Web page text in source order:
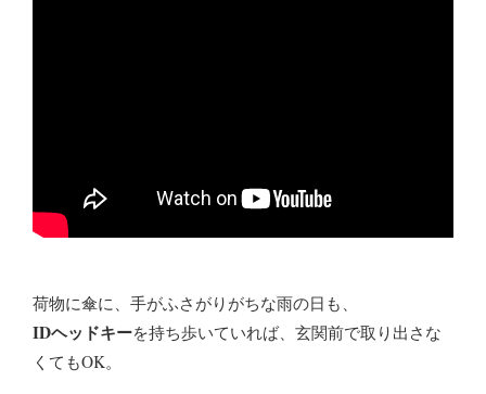
荷物に傘に、手がふさがりがちな雨の日も、
IDヘッドキーを持ち歩いていれば、玄関前で取り出さな
くてもOK。